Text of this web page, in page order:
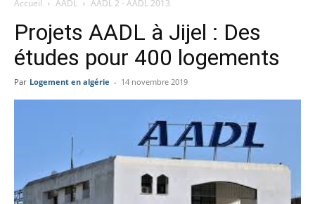
Accueil AADL AADL 2 - AADL 2013
Projets AADL à Jijel : Des
études pour 400 logements
Par Logement en algérie - 14 novembre 2019